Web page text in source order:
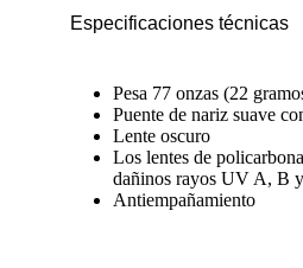
Especificaciones técnicas
Pesa 77 onzas (22
Puente de nariz suave
Lente oscuro
Los lentes de
dañinos rayos UV A, B
Antiempañamiento